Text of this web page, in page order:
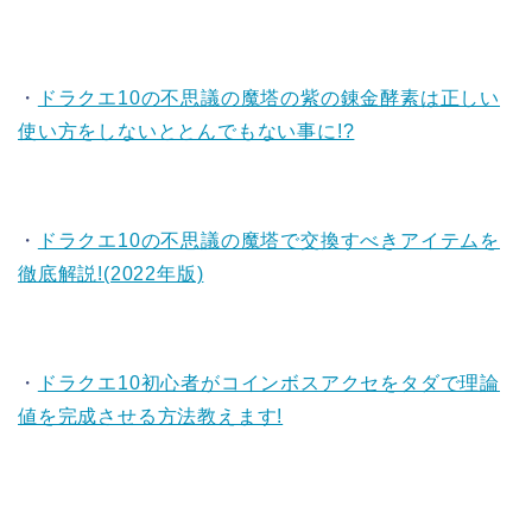
・
ドラクエ10の不思議の魔塔の紫の錬金酵素は正しい
使い方をしないととんでもない事に!?
・
ドラクエ10の不思議の魔塔で交換すべきアイテムを
徹底解説!(2022年版)
・
ドラクエ10初心者がコインボスアクセをタダで理論
値を完成させる方法教えます!